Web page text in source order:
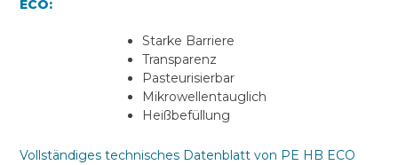
ECO:
Starke Barriere
Transparenz
Pasteurisierbar
Mikrowellentauglich
Heißbefüllung
Vollständiges technisches Datenblatt von PE HB ECO